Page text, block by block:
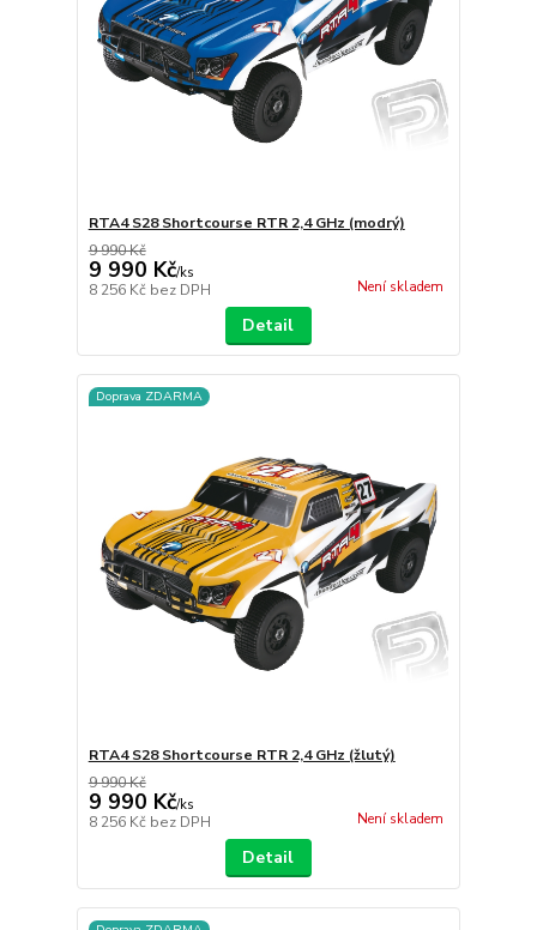
RTA4 S28 Shortcourse RTR 2,4 GHz (modrý)
9 990 Kč
9 990 Kč/ks
8 256 Kč bez DPH Není skladem
Detail
Doprava ZDARMA
RTA4 S28 Shortcourse RTR 2,4 GHz (žlutý)
9 990 Kč
9 990 Kč/ks
8 256 Kč bez DPH Není skladem
Detail